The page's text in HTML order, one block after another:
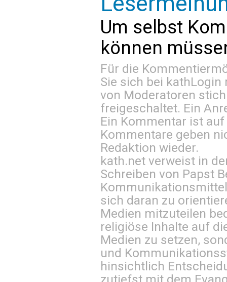
Um selbst
können
Für die
Sie sich bei kathLogin
von Moderatoren
freigeschaltet. Ein
Ein Kommentar ist
Kommentare geben
Redaktion wieder.
kath.net verweist in
Schreiben von Papst
sich daran zu
Medien mitzuteilen
religiöse Inhalte auf
Medien zu setzen,
und
hinsichtlich